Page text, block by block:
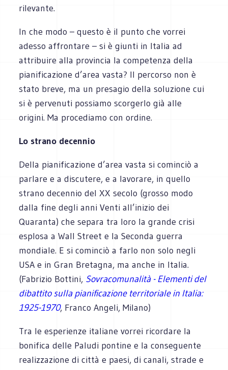
rilevante.
In che modo – questo è il punto che vorrei
adesso affrontare – si è giunti in Italia ad
attribuire alla provincia la competenza della
pianificazione d’area vasta? Il percorso non è
stato breve, ma un presagio della soluzione cui
si è pervenuti possiamo scorgerlo già alle
origini. Ma procediamo con ordine.
Lo strano decennio
Della pianificazione d’area vasta si cominciò a
parlare e a discutere, e a lavorare, in quello
strano decennio del XX secolo (grosso modo
dalla fine degli anni Venti all’inizio dei
Quaranta) che separa tra loro la grande crisi
esplosa a Wall Street e la Seconda guerra
mondiale. E si cominciò a farlo non solo negli
USA e in Gran Bretagna, ma anche in Italia.
(Fabrizio Bottini, Sovracomunalità - Elementi del
dibattito sulla pianificazione territoriale in Italia:
1925-1970, Franco Angeli, Milano)
Tra le esperienze italiane vorrei ricordare la
bonifica delle Paludi pontine e la conseguente
realizzazione di città e paesi, di canali, strade e